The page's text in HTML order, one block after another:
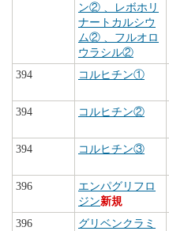
ン② 、レボホリ
ナートカルシウ
ム② 、フルオロ
ウラシル②
394 コルヒチン①
394
コルヒチン②
394
コルヒチン③
396
エンパグリフロ
ジン新規
396
グリベンクラミ